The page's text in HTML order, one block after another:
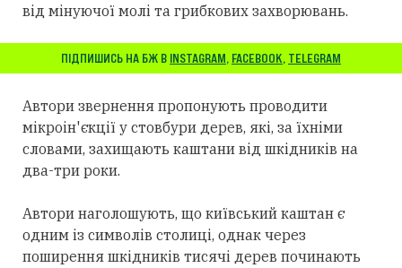
від мінуючої молі та грибкових захворювань.
ПІДПИШИСЬ НА БЖ В INSTAGRAM, FACEBOOK, TELEGRAM
Автори звернення пропонують проводити
мікроін'єкції у стовбури дерев, які, за їхніми
словами, захищають каштани від шкідників на
два-три роки.
Автори наголошують, що київський каштан є
одним із символів столиці, однак через
поширення шкідників тисячі дерев починають